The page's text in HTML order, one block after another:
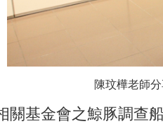
陳玟樺老師
基金會之鯨豚調查